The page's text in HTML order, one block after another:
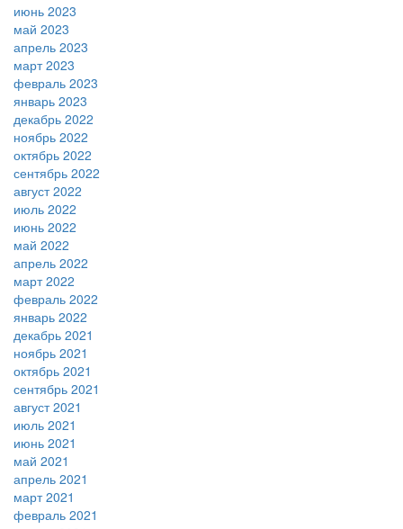
июнь 2023
май 2023
апрель 2023
март 2023
февраль 2023
январь 2023
декабрь 2022
ноябрь 2022
октябрь 2022
сентябрь 2022
август 2022
июль 2022
июнь 2022
май 2022
апрель 2022
март 2022
февраль 2022
январь 2022
декабрь 2021
ноябрь 2021
октябрь 2021
сентябрь 2021
август 2021
июль 2021
июнь 2021
май 2021
апрель 2021
март 2021
февраль 2021